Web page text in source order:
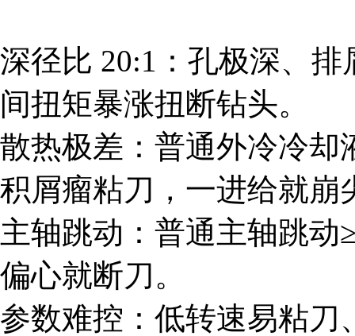
深径比 20:1：孔极深、
间扭矩暴涨扭断钻头。
散热极差：普通外冷冷却
积屑瘤粘刀，一进给就崩
主轴跳动：普通主轴跳动
偏心就断刀。
参数难控：低转速易粘刀